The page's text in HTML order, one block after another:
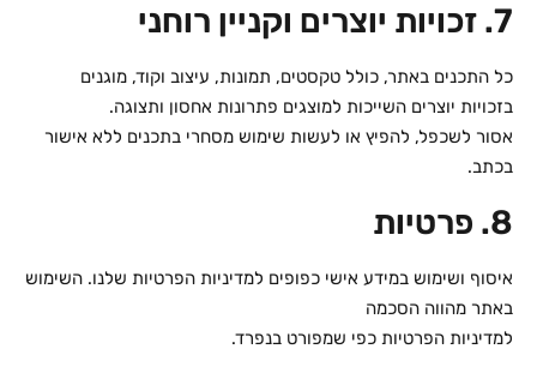
7. זכויות יוצרים וקניין רוחני
כל התכנים באתר, כולל טקסטים, תמונות, עיצוב וקוד, מוגנים
בזכויות יוצרים השייכות למוצגים פתרונות אחסון ותצוגה.
אסור לשכפל, להפיץ או לעשות שימוש מסחרי בתכנים ללא אישור
בכתב.
8. פרטיות
איסוף ושימוש במידע אישי כפופים למדיניות הפרטיות שלנו. השימוש
באתר מהווה הסכמה
למדיניות הפרטיות כפי שמפורט בנפרד.